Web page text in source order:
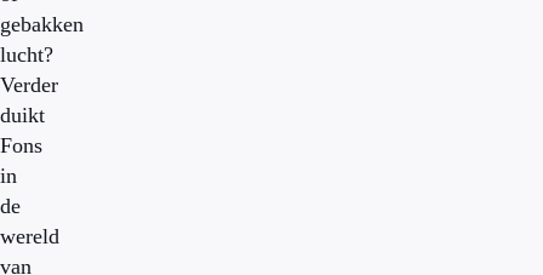
gebakken
lucht?
Verder
duikt
Fons
in
de
wereld
van